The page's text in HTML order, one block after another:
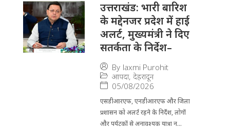
उत्तराखंड: भारी बारिश
के मद्देनजर प्रदेश में हाई
अलर्ट, मुख्यमंत्री ने दिए
सतर्कता के निर्देश–
By laxmi Purohit
आपदा, देहरादून
05/08/2026
एसडीआरएफ, एनडीआरएफ और जिला
प्रशासन को अलर्ट रहने के निर्देश, लोगों
और पर्यटकों से अनावश्यक यात्रा न...